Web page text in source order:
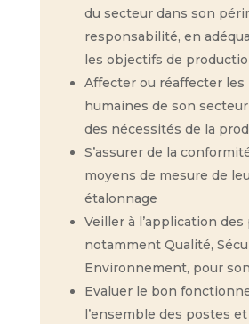
du secteur dans son
responsabilité, en
les objectifs de
Affecter ou réaffecter les
humaines de son
des nécessités de la
S’assurer de la
moyens de mesure de
étalonnage
Veiller à l’application des
notamment Qualité,
Environnement, pour
Evaluer le bon
l’ensemble des postes